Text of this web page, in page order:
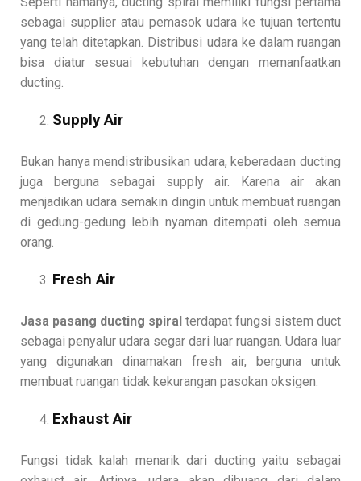
sebagai supplier atau pemasok udara ke tujuan tertentu
yang telah ditetapkan. Distribusi udara ke dalam ruangan
bisa diatur sesuai kebutuhan dengan memanfaatkan
ducting.
Supply Air
Bukan hanya mendistribusikan udara, keberadaan ducting
juga berguna sebagai supply air. Karena air akan
menjadikan udara semakin dingin untuk membuat ruangan
di gedung-gedung lebih nyaman ditempati oleh semua
orang.
Fresh Air
Jasa pasang ducting spiral terdapat fungsi sistem duct
sebagai penyalur udara segar dari luar ruangan. Udara luar
yang digunakan dinamakan fresh air, berguna untuk
membuat ruangan tidak kekurangan pasokan oksigen.
Exhaust Air
Fungsi tidak kalah menarik dari ducting yaitu sebagai